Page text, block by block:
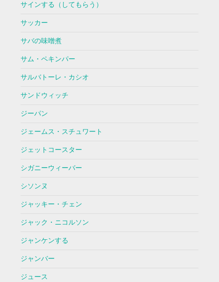
サインする（してもらう）
サッカー
サバの味噌煮
サム・ペキンパー
サルバトーレ・カシオ
サンドウィッチ
ジーパン
ジェームス・スチュワート
ジェットコースター
シガニーウィーバー
シソンヌ
ジャッキー・チェン
ジャック・ニコルソン
ジャンケンする
ジャンバー
ジュース